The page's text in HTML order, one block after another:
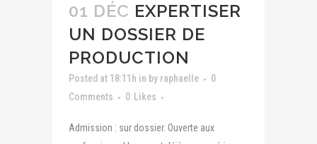
01 DÉC EXPERTISER
UN DOSSIER DE
PRODUCTION
Posted at 18:11h in by raphaelle
0
Comments
0 Likes
Admission : sur dossier. Ouverte aux